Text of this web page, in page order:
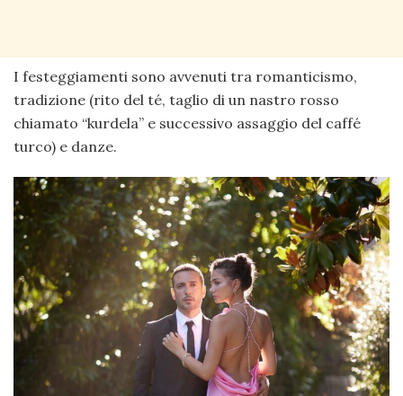
I festeggiamenti sono avvenuti tra romanticismo,
tradizione (rito del té, taglio di un nastro rosso
chiamato “kurdela” e successivo assaggio del caffé
turco) e danze.